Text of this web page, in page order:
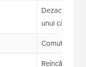
Dezactivați
unul câte unul
Comutați la o
Reîncărcați /